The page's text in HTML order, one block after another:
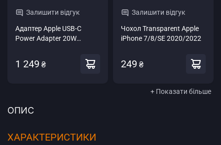
+ Показати більше
Залишити відгук
Адаптер Apple USB-C
Power Adapter 20W
1 249 ₴
Залишити відгук
Чохол Transparent Apple
iPhone 7/8/SE 2020/2022
249 ₴
ОПИС
ХАРАКТЕРИСТИКИ